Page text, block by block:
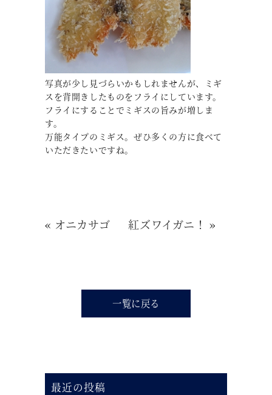
写真が少し見づらいかもしれませんが、ミギ
スを背開きしたものをフライにしています。
フライにすることでミギスの旨みが増しま
す。
万能タイプのミギス。ぜひ多くの方に食べて
いただきたいですね。
« オニカサゴ 紅ズワイガニ！ »
一覧に戻る
最近の投稿